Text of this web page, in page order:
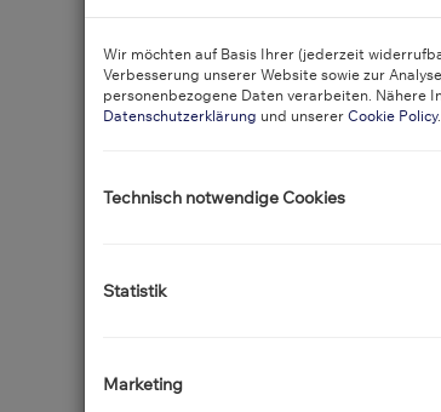
Wir möchten auf Basis Ihrer (jederzeit
Verbesserung unserer Website sowie zur
personenbezogene Daten verarbeiten. Nähere
Datenschutzerklärung und unserer Cookie Policy.
Technisch notwendige Cookies
Statistik
Marketing